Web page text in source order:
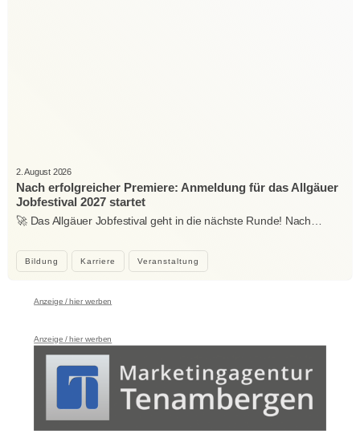
Bildung Karriere Veranstaltung
2. August 2026
Nach erfolgreicher Premiere: Anmeldung für das Allgäuer
Jobfestival 2027 startet
🚀 Das Allgäuer Jobfestival geht in die nächste Runde! Nach…
Anzeige / hier werben
Anzeige / hier werben